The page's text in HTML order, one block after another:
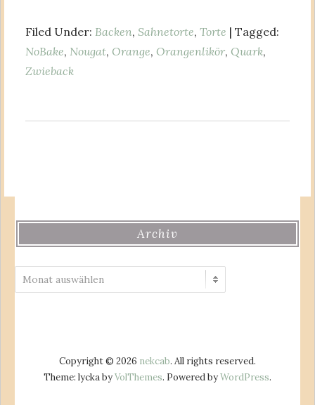
Filed Under: Backen, Sahnetorte, Torte | Tagged:
NoBake, Nougat, Orange, Orangenlikör, Quark,
Zwieback
Archiv
Copyright © 2026 nekcab. All rights reserved.
Theme: lycka byVolThemes. Powered byWordPress.